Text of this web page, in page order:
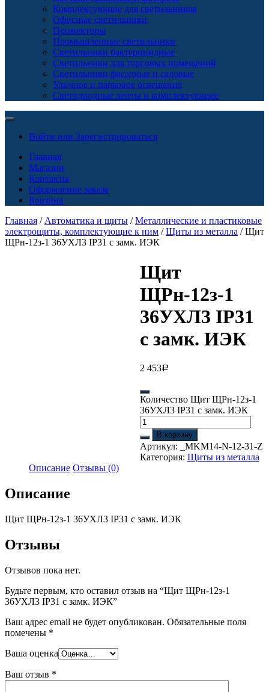
Комплектующие для светильников
Офисные светильники
Прожекторы
Промышленные светильники
Светильники бактерицидные
Светильники для торговых помещений
Светильники фасадные и садовые
Уличное и парковое освещение
Светодиодные ленты и комплектующие
Войти или Зарегистрироваться
Главная
Магазин
Контакты
Оформление заказа
Корзина
Главная / Автоматика и щиты /Металлические и пластиковые
электрощиты, комплектующие к ним /Щиты из металла / Щит
ЩРн-12з-1 36УХЛ3 IP31 с замк. ИЭК
Щит
ЩРн-12з-1
36УХЛ3 IP31
с замк. ИЭК
2 453Р
Количество Щит ЩРн-12з-1
36УХЛ3 IP31 с замк. ИЭК
В корзину
Артикул:
_MKM14-N-12-31-Z
Категория: Щиты из металла
Описание Отзывы (0)
Описание
Щит ЩРн-12з-1 36УХЛ3 IP31 с замк. ИЭК
Отзывы
Отзывов пока нет.
Будьте первым, кто оставил отзыв на “Щит ЩРн-12з-1
36УХЛ3 IP31 с замк. ИЭК”
Ваш адрес email не будет опубликован. Обязательные поля
помечены *
Ваша оценка
Ваш отзыв *